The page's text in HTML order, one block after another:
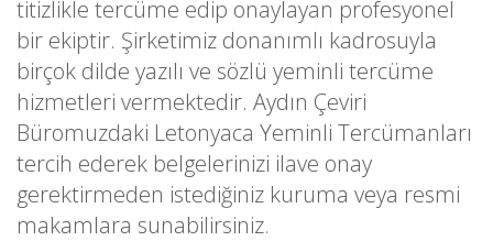
titizlikle tercüme edip onaylayan profesyonel
bir ekiptir. Şirketimiz donanımlı kadrosuyla
birçok dilde yazılı ve sözlü yeminli tercüme
hizmetleri vermektedir. Aydın Çeviri
Büromuzdaki Letonyaca Yeminli Tercümanları
tercih ederek belgelerinizi ilave onay
gerektirmeden istediğiniz kuruma veya resmi
makamlara sunabilirsiniz.